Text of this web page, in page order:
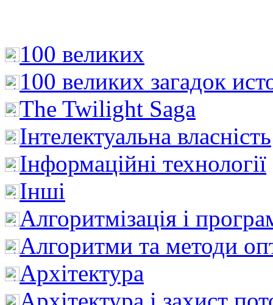
100 великих
100 великих загадок
The Twilight Saga
Інтелектуальна влaсність
Інформаційні технології
Інші
Алгоритмізація і
Алгоритми та методи
Архітектура